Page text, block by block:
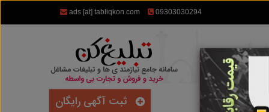
ads [at] tabliqkon.com 09303030294
ثبت آگهی رایگان